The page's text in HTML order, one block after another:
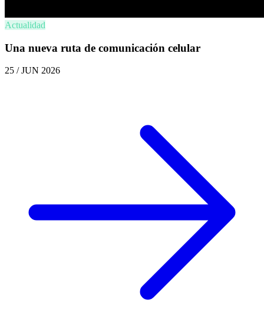
Actualidad
Una nueva ruta de comunicación celular
25 / JUN 2026